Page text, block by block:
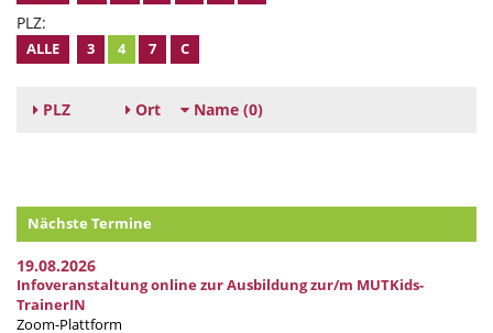
PLZ:
ALLE 3 4 7 C
PLZ Ort Name (0)
Nächste Termine
19.08.2026
Infoveranstaltung online zur Ausbildung zur/m MUTKids-
TrainerIN
Zoom-Plattform